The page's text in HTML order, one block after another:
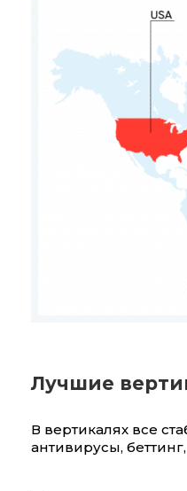
Лучшие
В вертикалях все
антивирусы,